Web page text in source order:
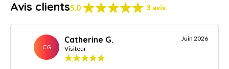
Avis clients5.0 3 avis
CG
Catherine G.
Visiteur
Juin 2026